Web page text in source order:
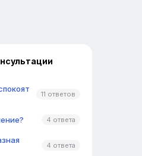
11 ответов
4 ответа
4 ответа